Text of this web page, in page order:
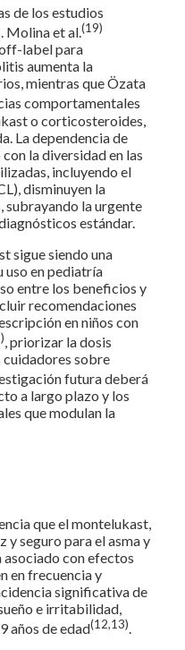
de los estudios
Molina et al.(19)
label para
aumenta la
mientras que Özata
comportamentales
o corticosteroides,
La dependencia de
la diversidad en las
incluyendo el
disminuyen la
la urgente
estándar.
sigue siendo una
uso en pediatría
entre los beneficios y
recomendaciones
en niños con
, priorizar la dosis
cuidadores sobre
futura deberá
a largo plazo y los
que modulan la
que el montelukast,
y seguro para el asma y
asociado con efectos
en frecuencia y
significativa de
e irritabilidad,
años de edad(12,13).